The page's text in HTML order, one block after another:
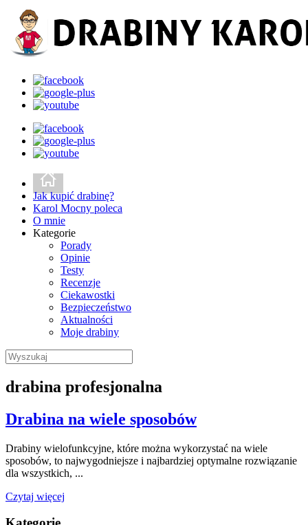
Jak kupić drabinę?
Karol Mocny poleca
O mnie
Kategorie
Porady
Opinie
Testy
Recenzje
Ciekawostki
Bezpieczeństwo
Aktualności
Moje drabiny
Wyszukaj:
drabina profesjonalna
Drabina na wiele sposobów
Drabiny wielofunkcyjne, które można wykorzystać na wiele
sposobów, to najwygodniejsze i najbardziej optymalne rozwiązanie
dla wszystkich, ...
Czytaj więcej